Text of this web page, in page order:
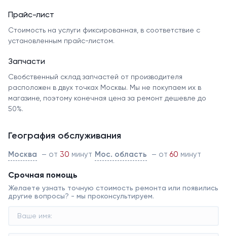
Прайс-лист
Стоимость на услуги фиксированная, в соответствие с
установленным прайс-листом.
Запчасти
Свобственный склад запчастей от производителя
расположен в двух точках Москвы. Мы не покупаем их в
магазине, поэтому конечная цена за ремонт дешевле до
50%.
География обслуживания
Москва – от 30 минут Мос. область – от 60 минут
Срочная помощь
Желаете узнать точную стоимость ремонта или появились
другие вопросы? - мы проконсультируем.